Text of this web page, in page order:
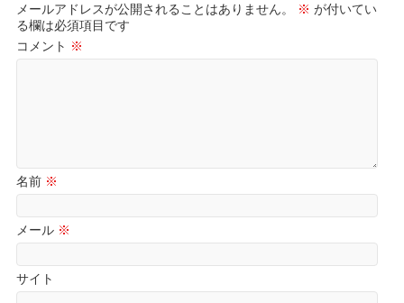
メールアドレスが公開されることはありません。 ※ が付いてい
る欄は必須項目です
コメント ※
名前 ※
メール ※
サイト